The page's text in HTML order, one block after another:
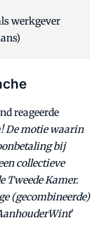
werkgever
reageerde
De motie waarin
bij
collectieve
Tweede Kamer.
(gecombineerde)
'